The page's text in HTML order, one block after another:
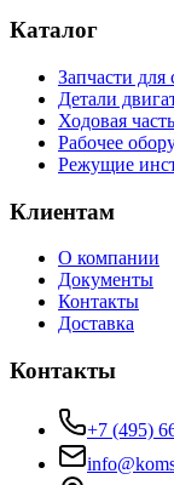
Каталог
Запчасти для
Детали
Ходовая часть
Рабочее
Режущие
Клиентам
О компании
Документы
Контакты
Доставка
Контакты
+7 (495)